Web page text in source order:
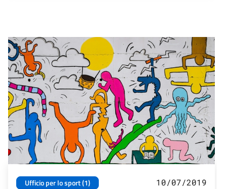
Ufficio per lo sport (1)
10/07/2019